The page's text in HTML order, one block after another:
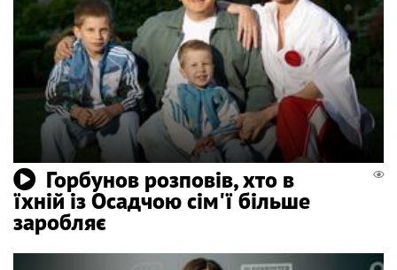
Горбунов розповів, хто в
їхній із Осадчою сім'ї більше
заробляє